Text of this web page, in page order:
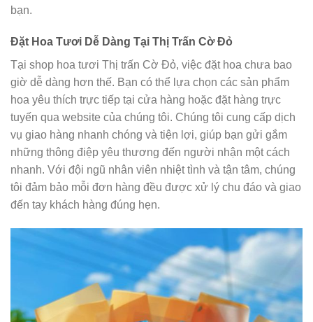
bạn.
Đặt Hoa Tươi Dễ Dàng Tại Thị Trấn Cờ Đỏ
Tại shop hoa tươi Thị trấn Cờ Đỏ, việc đặt hoa chưa bao
giờ dễ dàng hơn thế. Bạn có thể lựa chọn các sản phẩm
hoa yêu thích trực tiếp tại cửa hàng hoặc đặt hàng trực
tuyến qua website của chúng tôi. Chúng tôi cung cấp dịch
vụ giao hàng nhanh chóng và tiện lợi, giúp bạn gửi gắm
những thông điệp yêu thương đến người nhận một cách
nhanh. Với đội ngũ nhân viên nhiệt tình và tận tâm, chúng
tôi đảm bảo mỗi đơn hàng đều được xử lý chu đáo và giao
đến tay khách hàng đúng hẹn.